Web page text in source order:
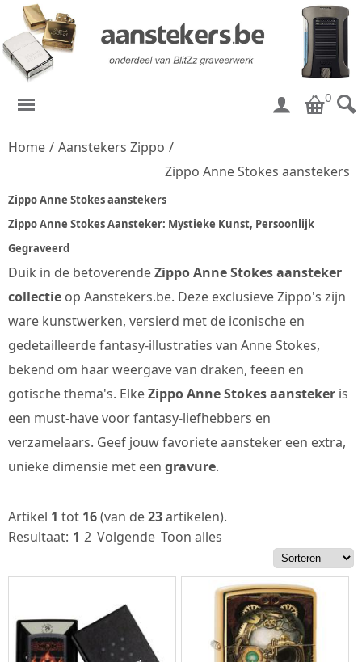
0
Home / Aanstekers Zippo /
Zippo Anne Stokes aanstekers
Zippo Anne Stokes aanstekers
Zippo Anne Stokes Aansteker: Mystieke Kunst, Persoonlijk
Gegraveerd
Duik in de betoverendeZippo Anne Stokes aansteker
collectie op Aanstekers.be. Deze exclusieve Zippo's zijn
ware kunstwerken, versierd met de iconische en
gedetailleerde fantasy-illustraties van Anne Stokes,
bekend om haar weergave van draken, feeën en
gotische thema's. ElkeZippo Anne Stokes aansteker is
een must-have voor fantasy-liefhebbers en
verzamelaars. Geef jouw favoriete aansteker een extra,
unieke dimensie met een gravure.
Artikel 1 tot 16(van de23artikelen).
Resultaat: 1 2 Volgende Toon alles